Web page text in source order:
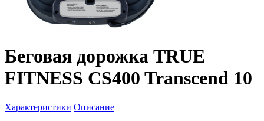
Беговая дорожка TRUE
FITNESS CS400 Transcend 10
Характеристики Описание